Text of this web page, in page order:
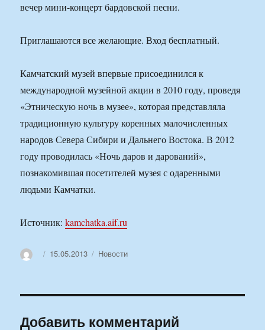
вечер мини-концерт бардовской песни.
Приглашаются все желающие. Вход бесплатный.
Камчатский музей впервые присоединился к
международной музейной акции в 2010 году, проведя
«Этническую ночь в музее», которая представляла
традиционную культуру коренных малочисленных
народов Севера Сибири и Дальнего Востока. В 2012
году проводилась «Ночь даров и дарований»,
познакомившая посетителей музея с одаренными
людьми Камчатки.
Источник:kamchatka.aif.ru
АвторОпубликовано
15.05.2013 Рубрики
Новости
Добавить комментарий